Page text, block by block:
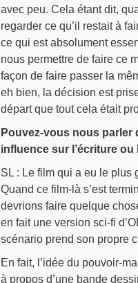
avec peu. Cela étant dit,
regarder ce qu’il restait à
ce qui est absolument
nous permettre de faire ce
façon de faire passer la
eh bien, la décision est
départ que tout cela était
Pouvez-vous nous parler
influence sur l’écriture
SL : Le film qui a eu le plus
Quand ce film-là s’est
devrions faire quelque
en fait une version sci-fi
scénario prend son propre
En fait, l’idée du pouvoir-
à propos d’une bande